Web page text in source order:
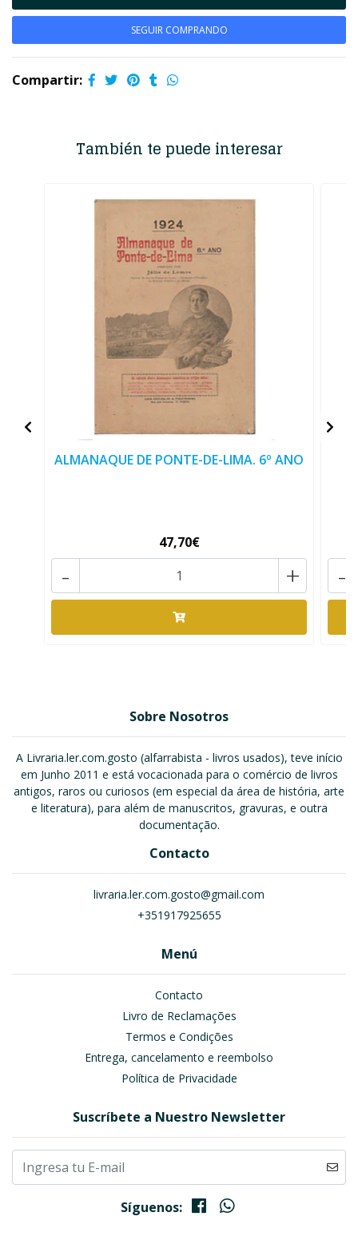
SEGUIR COMPRANDO
Compartir:
También te puede interesar
ALMANAQUE DE PONTE-DE-LIMA. 6º ANO
47,70€
+
- -
Sobre Nosotros
A Livraria.ler.com.gosto (alfarrabista - livros usados), teve início
em Junho 2011 e está vocacionada para o comércio de livros
antigos, raros ou curiosos (em especial da área de história, arte
e literatura), para além de manuscritos, gravuras, e outra
documentação.
Contacto
livraria.ler.com.gosto@gmail.com
+351917925655
Menú
Contacto
Livro de Reclamações
Termos e Condições
Entrega, cancelamento e reembolso
Política de Privacidade
Suscríbete a Nuestro Newsletter
Síguenos: